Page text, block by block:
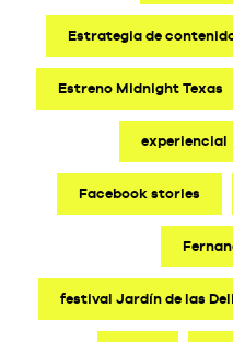
Estrategia de
Estreno Midnight Texas
experiencial
Facebook stories
festival Jardín de las